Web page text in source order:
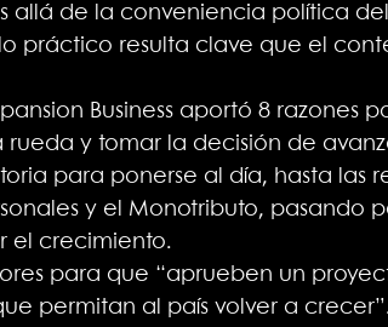
allá de la conveniencia política
práctico resulta clave que el
Business aportó 8 razones
y tomar la decisión de
para ponerse al día, hasta las
y el Monotributo, pasando
el crecimiento.
para que “aprueben un
permitan al país volver a